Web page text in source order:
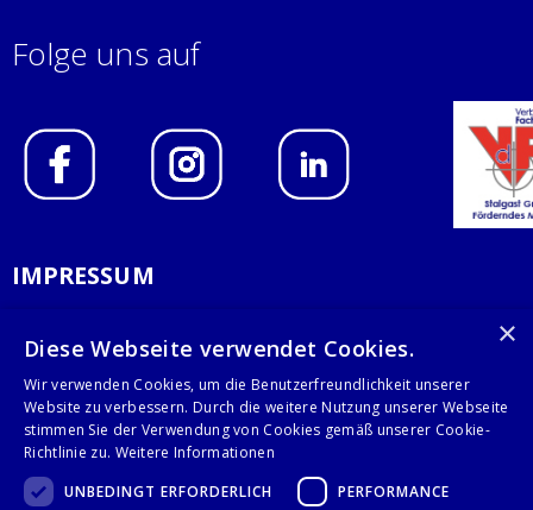
Folge uns auf
IMPRESSUM
AGB
KONTAKT
Stalgast GmbH
×
Diese Webseite verwendet Cookies.
Wir verwenden Cookies, um die Benutzerfreundlichkeit unserer
Website zu verbessern. Durch die weitere Nutzung unserer Webseite
stimmen Sie der Verwendung von Cookies gemäß unserer Cookie-
Richtlinie zu. Weitere Informationen
UNBEDINGT ERFORDERLICH
PERFORMANCE